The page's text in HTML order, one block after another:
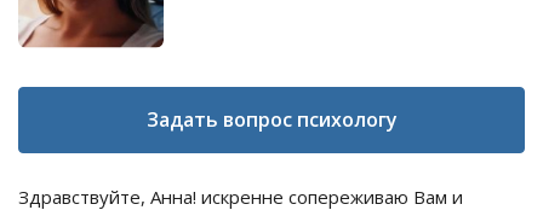
Задать вопрос психологу
Здравствуйте, Анна! искренне сопереживаю Вам и